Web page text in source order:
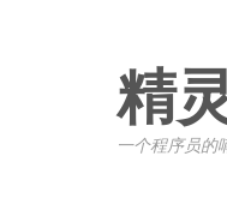
精
一个程序员的